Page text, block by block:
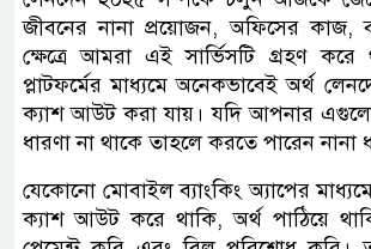
জীবনের নানা প্রয়োজন, অফিসের কাজ,
ক্ষেত্রে আমরা এই সার্ভিসটি গ্রহণ
প্লাটফর্মের মাধ্যমে অনেকভাবেই অর্থ
ক্যাশ আউট করা যায়। যদি আপনার এগুলো
ধারণা না থাকে তাহলে করতে পারেন নানা
যেকোনো মোবাইল ব্যাংকিং অ্যাপের
ক্যাশ আউট করে থাকি, অর্থ পাঠিয়ে